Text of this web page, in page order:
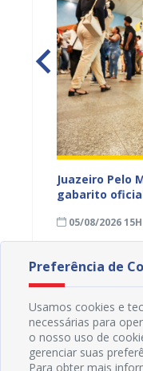
Juazeiro Pelo
gabarito
05/08/2026
Preferência de
Usamos cookies e
necessárias para
o nosso uso de
gerenciar suas
Para obter mais